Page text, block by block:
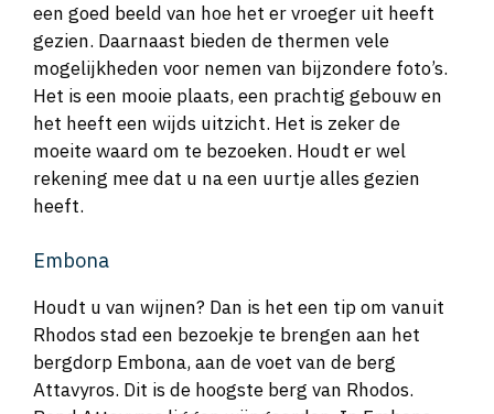
een goed beeld van hoe het er vroeger uit heeft
gezien. Daarnaast bieden de thermen vele
mogelijkheden voor nemen van bijzondere foto’s.
Het is een mooie plaats, een prachtig gebouw en
het heeft een wijds uitzicht. Het is zeker de
moeite waard om te bezoeken. Houdt er wel
rekening mee dat u na een uurtje alles gezien
heeft.
Embona
Houdt u van wijnen? Dan is het een tip om vanuit
Rhodos stad een bezoekje te brengen aan het
bergdorp Embona, aan de voet van de berg
Attavyros. Dit is de hoogste berg van Rhodos.